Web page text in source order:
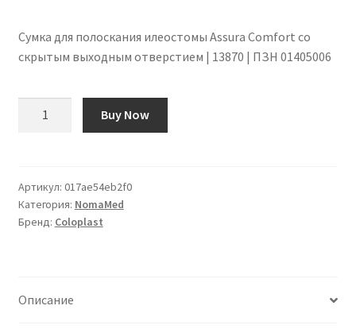
Сумка для полоскания илеостомы Assura Comfort со
скрытым выходным отверстием | 13870 | ПЗН 01405006
Ileostomie-
Ausstreifbeutel
mit
|
Buy Now
Артикул: 017ae54eb2f0
Категория: NomaMed
Бренд: Coloplast
Описание